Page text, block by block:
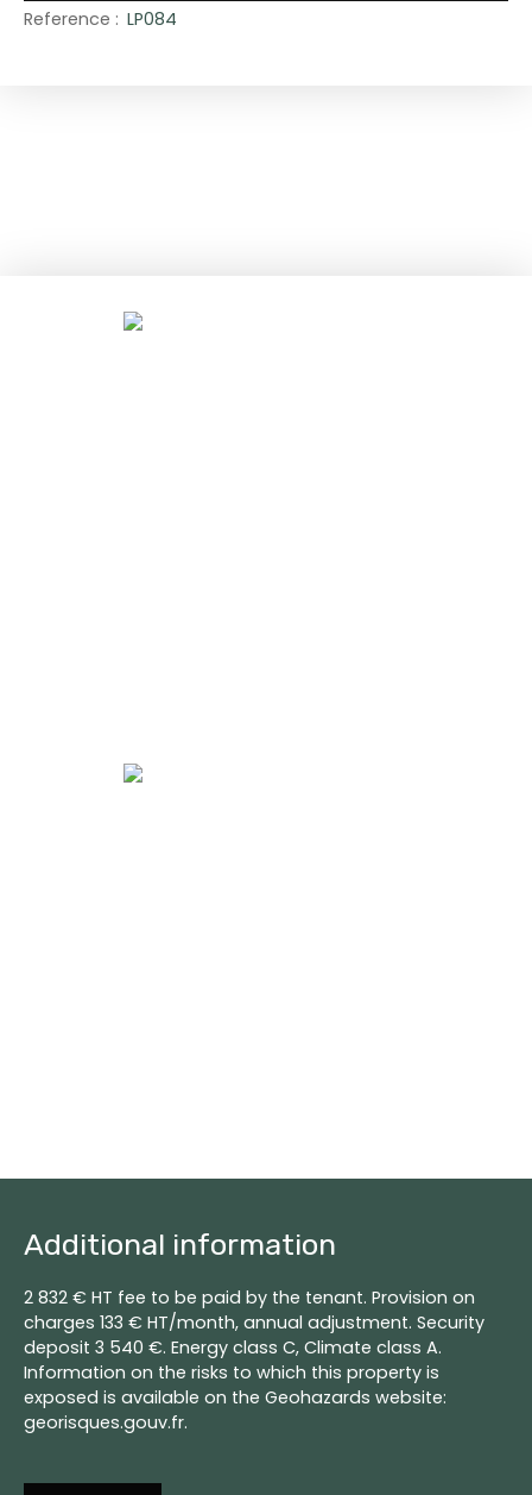
Reference : LP084
Additional information
2 832 € HT fee to be paid by the tenant. Provision on
charges 133 € HT/month, annual adjustment. Security
deposit 3 540 €. Energy class C, Climate class A.
Information on the risks to which this property is
exposed is available on the Geohazards website:
georisques.gouv.fr.